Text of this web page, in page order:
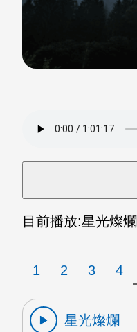
目前播放:星光燦爛
1 2 3 4
星光燦爛